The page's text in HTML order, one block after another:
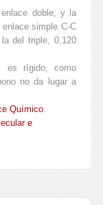
doble, y la
simple C-C
del triple, 0,120
es rígido, como
no da lugar a
Químico
e